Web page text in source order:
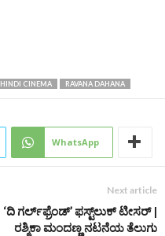
HINDI CINEMA RAVANA DAHANA
WhatsApp
Next article
‘ದಿ ಗರ್ಲ್‌ಫ್ರೆಂಡ್‌’ ಫಸ್ಟ್‌ಲುಕ್‌ ಟೀಸರ್ |
ರಶ್ಮಿಕಾ ಮಂದಣ್ಣ ನಟನೆಯ ತೆಲುಗು